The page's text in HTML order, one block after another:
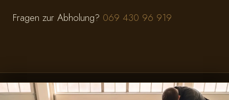
Fragen zur Abholung? 069 430 96 919